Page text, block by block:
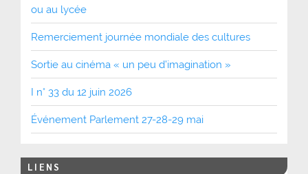
ou au lycée
Remerciement journée mondiale des cultures
Sortie au cinéma « un peu d’imagination »
I n° 33 du 12 juin 2026
Événement Parlement 27-28-29 mai
LIENS